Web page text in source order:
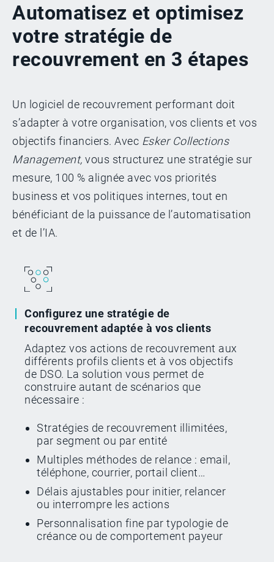
Automatisez et optimisez
votre stratégie de
recouvrement en 3 étapes
Un logiciel de recouvrement performant doit
s’adapter à votre organisation, vos clients et vos
objectifs financiers. Avec Esker Collections
Management, vous structurez une stratégie sur
mesure, 100 % alignée avec vos priorités
business et vos politiques internes, tout en
bénéficiant de la puissance de l’automatisation
et de l’IA.
Configurez une stratégie de
recouvrement adaptée à vos clients
Adaptez vos actions de recouvrement aux
différents profils clients et à vos objectifs
de DSO. La solution vous permet de
construire autant de scénarios que
nécessaire :
Stratégies de recouvrement illimitées,
par segment ou par entité
Multiples méthodes de relance : email,
téléphone, courrier, portail client…
Délais ajustables pour initier, relancer
ou interrompre les actions
Personnalisation fine par typologie de
créance ou de comportement payeur